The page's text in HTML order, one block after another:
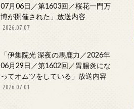
07月06日／第1603回／桜花一門万
博が開催された」放送内容
2026.07.07
「伊集院光 深夜の馬鹿力／2026年
06月29日／第1602回／胃腸炎にな
ってオムツをしている」放送内容
2026.07.01